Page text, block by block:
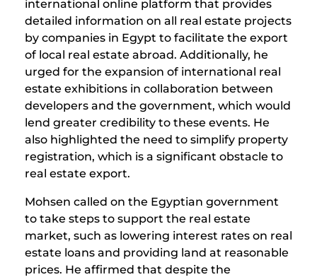
international online platform that provides
detailed information on all real estate projects
by companies in Egypt to facilitate the export
of local real estate abroad. Additionally, he
urged for the expansion of international real
estate exhibitions in collaboration between
developers and the government, which would
lend greater credibility to these events. He
also highlighted the need to simplify property
registration, which is a significant obstacle to
real estate export.
Mohsen called on the Egyptian government
to take steps to support the real estate
market, such as lowering interest rates on real
estate loans and providing land at reasonable
prices. He affirmed that despite the